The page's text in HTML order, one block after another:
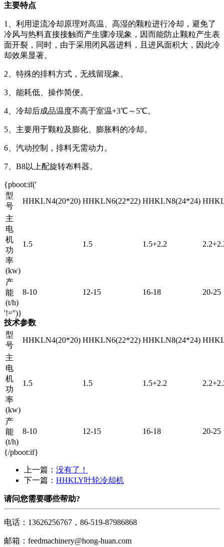
主要特点
1、利用逆流冷却原理对高温、高湿的颗粒进行冷却，避免了
冷风与热料直接接触而产生骤冷现象，因而能防止颗粒产生表
面开裂，同时，由于采用闭风器进料，且进风面积大，因此冷
却效果显著。
2、特殊的排料方式，无残留现象。
3、能耗低、操作简便。
4、冷却后成品温度不高于室温+3℃～5℃。
5、主要用于颗粒及膨化、膨胀料的冷却。
6、汽动控制，排料无需动力。
7、B8以上配旋转布料器。
{pboot:if('
型
号
HHKLN4(20*20) HHKLN6(22*22) HHKLN8(24*24)
主
电
机
功
率
(kw)
1.5 1.5 1.5+2.2
产
能
(t/h)
8-10 12-15 16-18 20-25
'!='')}
技术参数
型
号
HHKLN4(20*20) HHKLN6(22*22) HHKLN8(24*24)
主
电
机
功
率
(kw)
1.5 1.5 1.5+2.2
产
能
(t/h)
8-10 12-15 16-18 20-25
{/pboot:if}
上一篇： 没有了！
下一篇： HHKLY叶轮冷却机
请问您需要哪些帮助?
电话：13626256767，86-519-87986868
邮箱：feedmachinery@hong-huan.com